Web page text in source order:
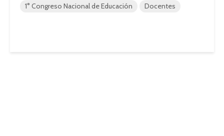
1° Congreso Nacional de Educación Docentes